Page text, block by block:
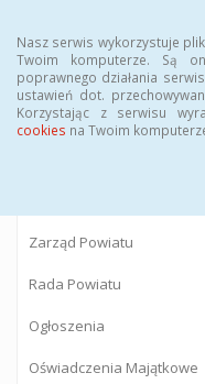
Nasz serwis wykorzystuje
Twoim komputerze. Są
poprawnego działania
ustawień dot.
Korzystając z serwisu
cookies na Twoim
BIULETYN
Starostwa
Zarząd Powiatu
Rada Powiatu
Ogłoszenia
Oświadczenia Majątkowe